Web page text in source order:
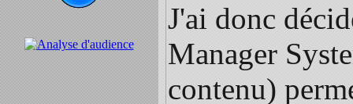
J'ai donc
Manager
contenu)